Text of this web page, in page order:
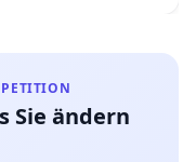
PETITION
Sie ändern